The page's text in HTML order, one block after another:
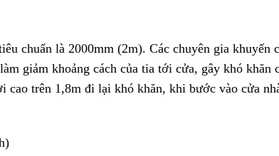
chuẩn là 2000mm (2m). Các chuyên gia khuyến
giảm khoảng cách của tia tới cửa, gây khó khăn
cao trên 1,8m đi lại khó khăn, khi bước vào cửa